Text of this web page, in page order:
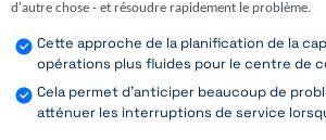
d'autre chose - et résoudre rapidement le problème.
Cette approche de la planification de la
opérations plus fluides pour le centre de
Cela permet d'anticiper beaucoup de
atténuer les interruptions de service